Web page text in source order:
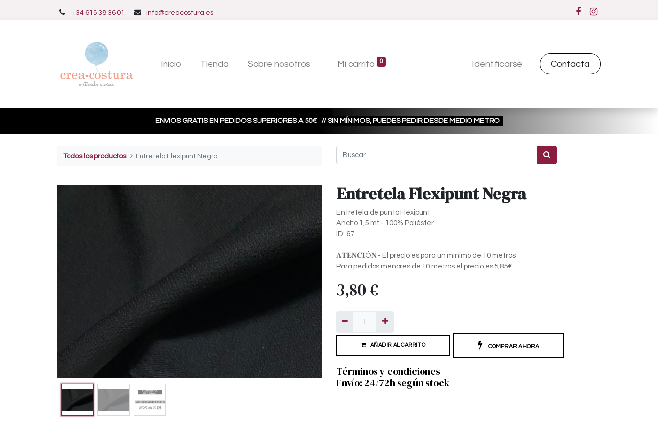
+34 616 38 36 01 info@creacostura.es
Inicio Tienda Sobre nosotros Mi carrito 0 Identificarse Contacta
ENVIOS GRATIS EN PEDIDOS SUPERIORES A 50€ // SIN MÍNIMOS, PUEDES PEDIR DESDE MEDIO METRO
Todos los productos Entretela Flexipunt Negra
Entretela Flexipunt Negra
Entretela de punto Flexipunt
Ancho 1,5 mt - 100% Poliéster
ID: 67
𝐀𝐓𝐄𝐍𝐂𝐈Ó𝐍.- El precio es para un mínimo de 10 metros
Para pedidos menores de 10 metros el precio es 5,85€
3,80€
AÑADIR AL CARRITO COMPRAR AHORA
Términos y condiciones
Envío: 24/72h según stock